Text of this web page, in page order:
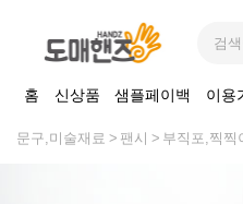
검
홈 신상품 샘플페이백 이용
문구,미술재료 팬시 부직포,찍찍